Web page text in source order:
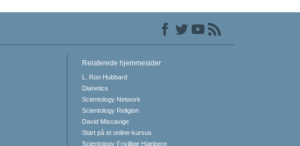
Relaterede hjemmesider
L. Ron Hubbard
Dianetics
Scientology Network
Scientology Religion
David Miscavige
Start på et online-kursus
Scientology Frivillige Hjælpere